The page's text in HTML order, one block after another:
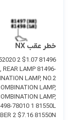
خطر عقب NX
52020 2 $1.07
LAMP 81496-
LAMP, NO.2
LAMP,
LAMP,
2 $7.16 81550N […]